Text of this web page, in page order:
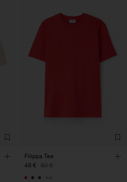
Filippa Tee
48 € 80 €
+4